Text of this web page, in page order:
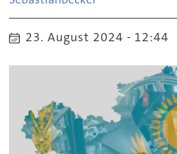
23. August 2024 - 12:44